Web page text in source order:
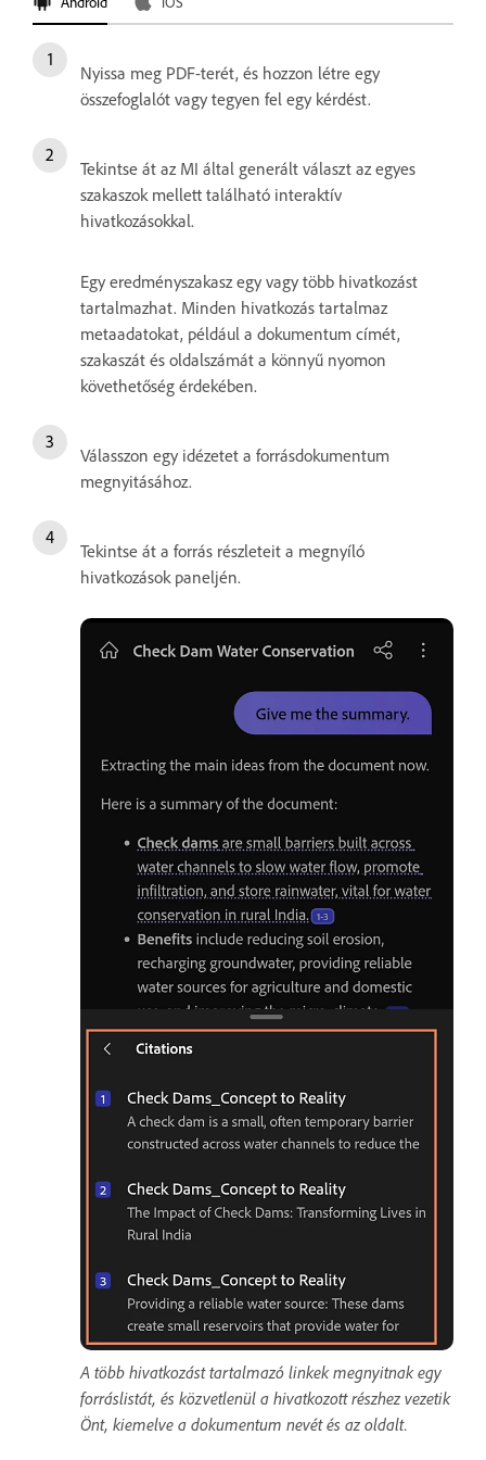
Nyissa meg PDF-terét, és hozzon létre egy
összefoglalót vagy tegyen fel egy kérdést.
Tekintse át az MI által generált választ az egyes
szakaszok mellett található interaktív
hivatkozásokkal.
Egy eredményszakasz egy vagy több hivatkozást
tartalmazhat. Minden hivatkozás tartalmaz
metaadatokat, például a dokumentum címét,
szakaszát és oldalszámát a könnyű nyomon
követhetőség érdekében.
Válasszon egy idézetet a forrásdokumentum
megnyitásához.
Tekintse át a forrás részleteit a megnyíló
hivatkozások paneljén.
A több hivatkozást tartalmazó linkek megnyitnak egy
forráslistát, és közvetlenül a hivatkozott részhez vezetik
Önt, kiemelve a dokumentum nevét és az oldalt.